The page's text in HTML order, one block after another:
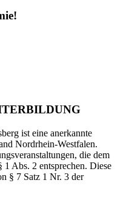
ist eine anerkannte
Nordrhein-Westfalen.
die dem
Abs. 2 entsprechen. Diese
§ 7 Satz 1 Nr. 3 der